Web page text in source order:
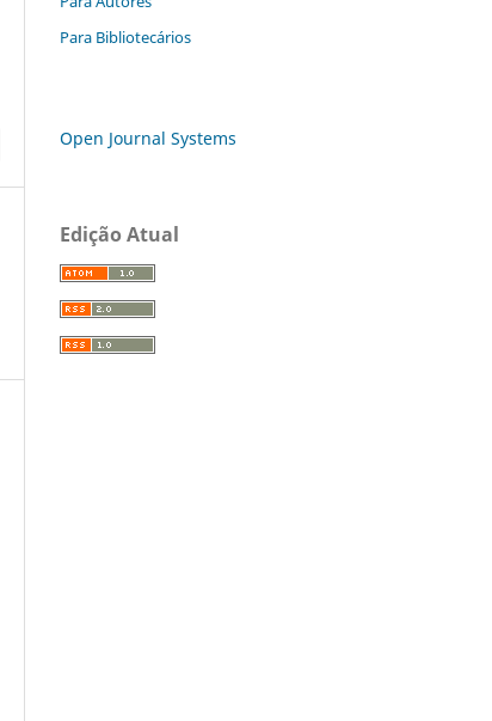
Para Bibliotecários
Open Journal Systems
Edição Atual